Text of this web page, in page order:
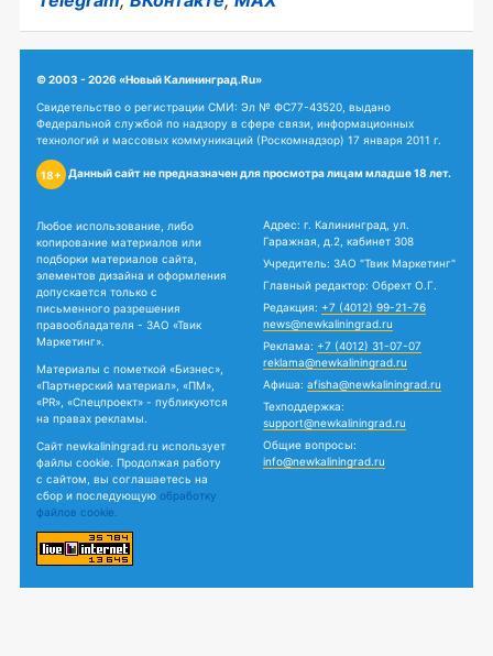
© 2003 - 2026 «Новый Калининград.Ru»
Свидетельство о регистрации СМИ: Эл № ФС77-43520, выдано
Федеральной службой по надзору в сфере связи, информационных
технологий и массовых коммуникаций (Роскомнадзор) 17 января 2011 г.
18+ Данный сайт не предназначен для просмотра лицам младше 18 лет.
Любое использование, либо
копирование материалов или
подборки материалов сайта,
элементов дизайна и оформления
допускается только с
письменного разрешения
правообладателя - ЗАО «Твик
Маркетинг».
Материалы с пометкой «Бизнес»,
«Партнерский материал», «ПМ»,
«PR», «Спецпроект» - публикуются
на правах рекламы.
Сайт newkaliningrad.ru использует
файлы cookie. Продолжая работу
с сайтом, вы соглашаетесь на
сбор и последующую обработку
файлов cookie.
Адрес: г. Калининград, ул.
Гаражная, д.2, кабинет 308
Учредитель: ЗАО "Твик Маркетинг"
Главный редактор: Обрехт О.Г.
Редакция: +7 (4012) 99-21-76
news@newkaliningrad.ru
Реклама: +7 (4012) 31-07-07
reklama@newkaliningrad.ru
Афиша: afisha@newkaliningrad.ru
Техподдержка:
support@newkaliningrad.ru
Общие вопросы:
info@newkaliningrad.ru